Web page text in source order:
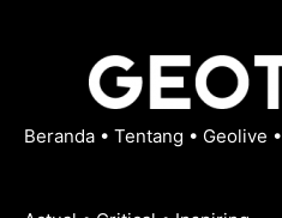
Beranda • Tentang • Geolive •